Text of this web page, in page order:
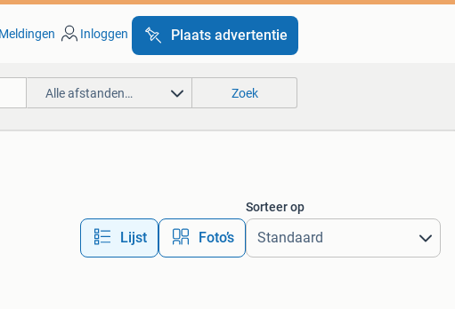
Meldingen Inloggen Plaats advertentie
Alle afstanden… Zoek
Lijst Foto’s
Sorteer op